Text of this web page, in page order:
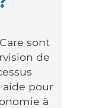
sont
de
aide pour
à